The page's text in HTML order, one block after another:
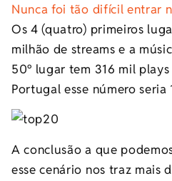
Nunca foi tão difícil entrar
Os 4 (quatro) primeiros
milhão de streams e a
50º lugar tem 316 mil
Portugal esse número
A conclusão a que
esse cenário nos traz mais